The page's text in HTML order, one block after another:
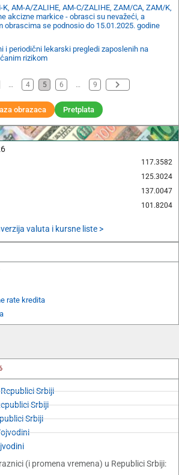
K, AM-A/ZALIHE, AM-C/ZALIHE, ZAM/CA, ZAM/K,
akcizne markice - obrasci su nevažeći, a
obrascima se podnosio do 15.01.2025. godine
i periodični lekarski pregledi zaposlenih na
rizikom
… 4 5 6 … 9
obrazaca Pretplata
117.3582
125.3024
137.0047
101.8204
valuta i kursne liste >
rate kredita
Srbiji
Srbiji
Srbiji
(i promena vremena) u Republici Srbiji: